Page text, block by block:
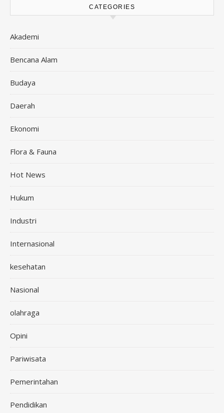
CATEGORIES
Akademi
Bencana Alam
Budaya
Daerah
Ekonomi
Flora & Fauna
Hot News
Hukum
Industri
Internasional
kesehatan
Nasional
olahraga
Opini
Pariwisata
Pemerintahan
Pendidikan